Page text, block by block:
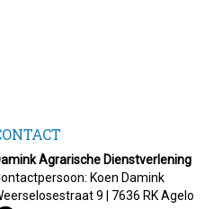
Agrarische Dienstverlening
Koen Damink
9 | 7636 RK Agelo